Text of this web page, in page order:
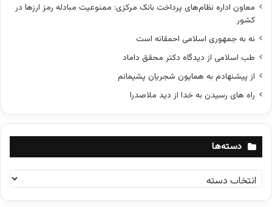
معاون اداره نظام‌های پرداخت بانک مرکزی: ممنوعیت مبادله رمز ارزها در
کشور
نه به جمهوری اسلامی احمقانه است
طب اسلامی از دیدگاه دکتر محقق داماد
از پیشنهادم به همایون شجریان پشیمانم
راه های رسیدن به خدا از دید ملاصدرا
دسته‌ها
د
س
ت